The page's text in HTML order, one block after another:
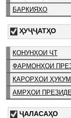
БАРҚИЯҲО
ҲУҶҶАТҲО
ҚОНУНҲОИ ҶТ
ФАРМОНҲОИ
ҚАРОРҲОИ
АМРҲОИ
ҶАЛАСАҲО